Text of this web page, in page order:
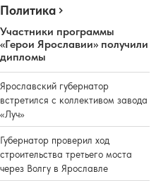
Политика
Участники программы
«Герои Ярославии» получили
дипломы
Ярославский губернатор
встретился с коллективом завода
«Луч»
Губернатор проверил ход
строительства третьего моста
через Волгу в Ярославле